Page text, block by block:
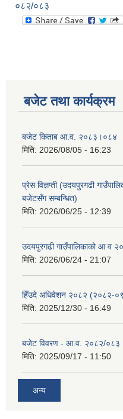
०८२/०८३
बजेट तथा कार्यक्रम
बजेट किताब आ.व. २०८३।०८४
मिति: 2026/08/05 - 16:23
प्रेस विज्ञप्ती (उदयपुरगढी
बजेटसँग सम्बन्धित)
मिति: 2026/06/25 - 12:39
उदयपुरगढी गाउँपालिकाको आ व
मिति: 2026/06/24 - 21:07
हिँउदे अधिवेशन २०८२ (२०८२-
मिति: 2025/12/30 - 16:49
बजेट विवरण - आ.व. २०८२/०८३
मिति: 2025/09/17 - 11:50
अन्य